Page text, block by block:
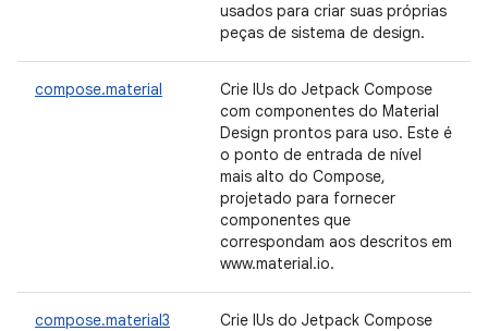
usados para criar suas próprias
peças de sistema de design.
compose.material
Crie IUs do Jetpack Compose
com componentes do Material
Design prontos para uso. Este é
o ponto de entrada de nível
mais alto do Compose,
projetado para fornecer
componentes que
correspondam aos descritos em
www.material.io.
compose.material3
Crie IUs do Jetpack Compose